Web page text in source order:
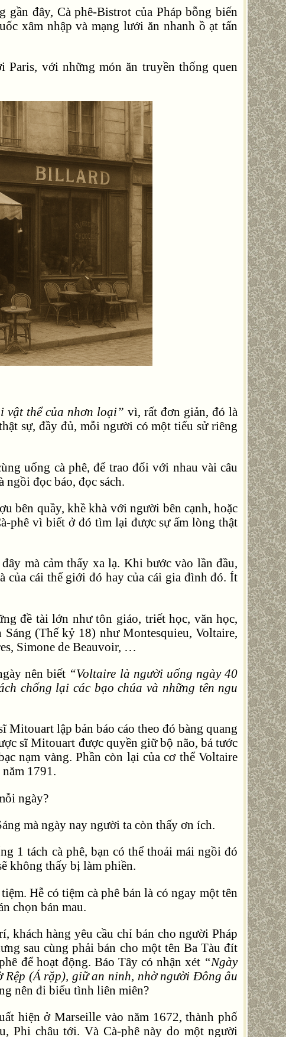
gần đây, Cà phê-Bistrot của Pháp bỗng biến
xâm nhập và mạng lưới ăn nhanh ồ ạt tấn
với những món ăn truyền thống quen
vật thể của nhơn loại” vì, rất đơn giản, đó là
sự, đầy đủ, mỗi người có một tiểu sử riêng
uống cà phê, để trao đổi với nhau vài câu
đọc báo, đọc sách.
bên quầy, khề khà với người bên cạnh, hoặc
phê vì biết ở đó tìm lại được sự ấm lòng thật
mà cảm thấy xa lạ. Khi bước vào lần đầu,
của cái thế giới đó hay của cái gia đình đó. Ít
đề tài lớn như tôn giáo, triết học, văn học,
(Thế kỷ 18) như Montesquieu, Voltaire,
Simone de Beauvoir, …
nên biết “Voltaire là người uống ngày 40
chống lại các bạo chúa và những tên ngu
Mitouart lập bản báo cáo theo đó bàng quang
sĩ Mitouart được quyền giữ bộ não, bá tước
nạm vàng. Phần còn lại của cơ thể Voltaire
1791.
ngày?
mà ngày nay người ta còn thấy ơn ích.
1 tách cà phê, bạn có thể thoải mái ngồi đó
không thấy bị làm phiền.
Hễ có tiệm cà phê bán là có ngay một tên
chọn bán mau.
khách hàng yêu cầu chỉ bán cho người Pháp
sau cùng phải bán cho một tên Ba Tàu đít
để hoạt động. Báo Tây có nhận xét “Ngày
Rệp (Á rặp), giữ an ninh, nhờ người Đông âu
nên đi biểu tình liên miên?
hiện ở Marseille vào năm 1672, thành phố
Phi châu tới. Và Cà-phê này do một người